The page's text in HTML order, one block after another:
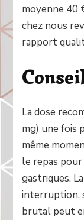
moyenne 40
chez nous
rapport
La dose
mg) une fois
même
le repas
gastriques.
interruption,
brutal peut